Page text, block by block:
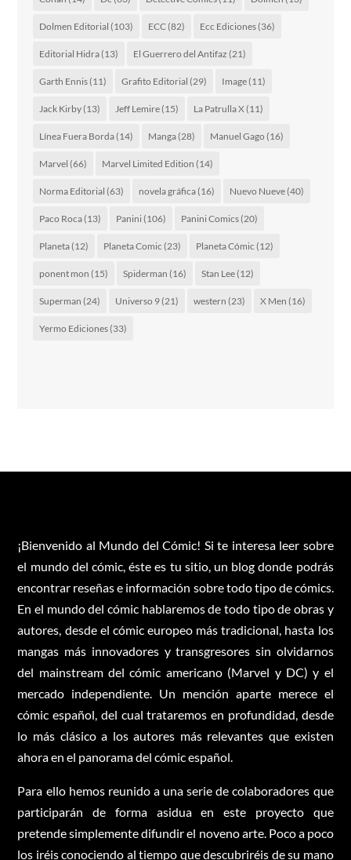
Dolmen Editorial (103) ECC(82) Ecc Ediciones(36)
Editorial Hidra(13) El Guerrero del Antifaz (21)
Garth Ennis(11) Grafito Editorial (29) Image(11)
Jack Kirby(13) Jeff Lemire(15) La Patrulla X(11)
Línea Fuera Borda(14) Manga(28) Manuel Gago (16)
Marvel (66) Marvel Limited Edition (14)
Norma Editorial (63) novela gráfica(16) Nuevo Nueve(40)
Paco Roca(13) Panini(106) Panini Comics(20)
Planeta(12) Planeta Comic (23) Planeta Cómic (12)
ponent mon (15) Spiderman (16) Stan Lee(12)
Superman (24) Universo 9(21) western (23) X Men (16)
Yermo Ediciones(33)
¡Bienvenido al Mundo del Cómic! Si te interesa leer sobre
el mundo del cómic, éste es tu sitio, un blog donde podrás
encontrar reseñas e información sobre todo tipo de cómics.
En el mundo del cómic hablaremos de todo tipo de obras y
autores, desde el cómic europeo más tradicional, hasta los
mangas más innovadores y transgresores sin olvidarnos
del mainstream del cómic americano (Marvel y DC) y el
mercado independiente. Un mención aparte merece el
cómic español, del cual trataremos en profundidad, desde
lo más clásico a los autores más relevantes que existen
ahora en el panorama del cómic español.
Para ello hemos reunido a una serie de colaboradores que
participarán de forma asidua en este proyecto que
pretende simplemente difundir el noveno arte. Poco a poco
los iréis conociendo al tiempo que descubriréis de su mano